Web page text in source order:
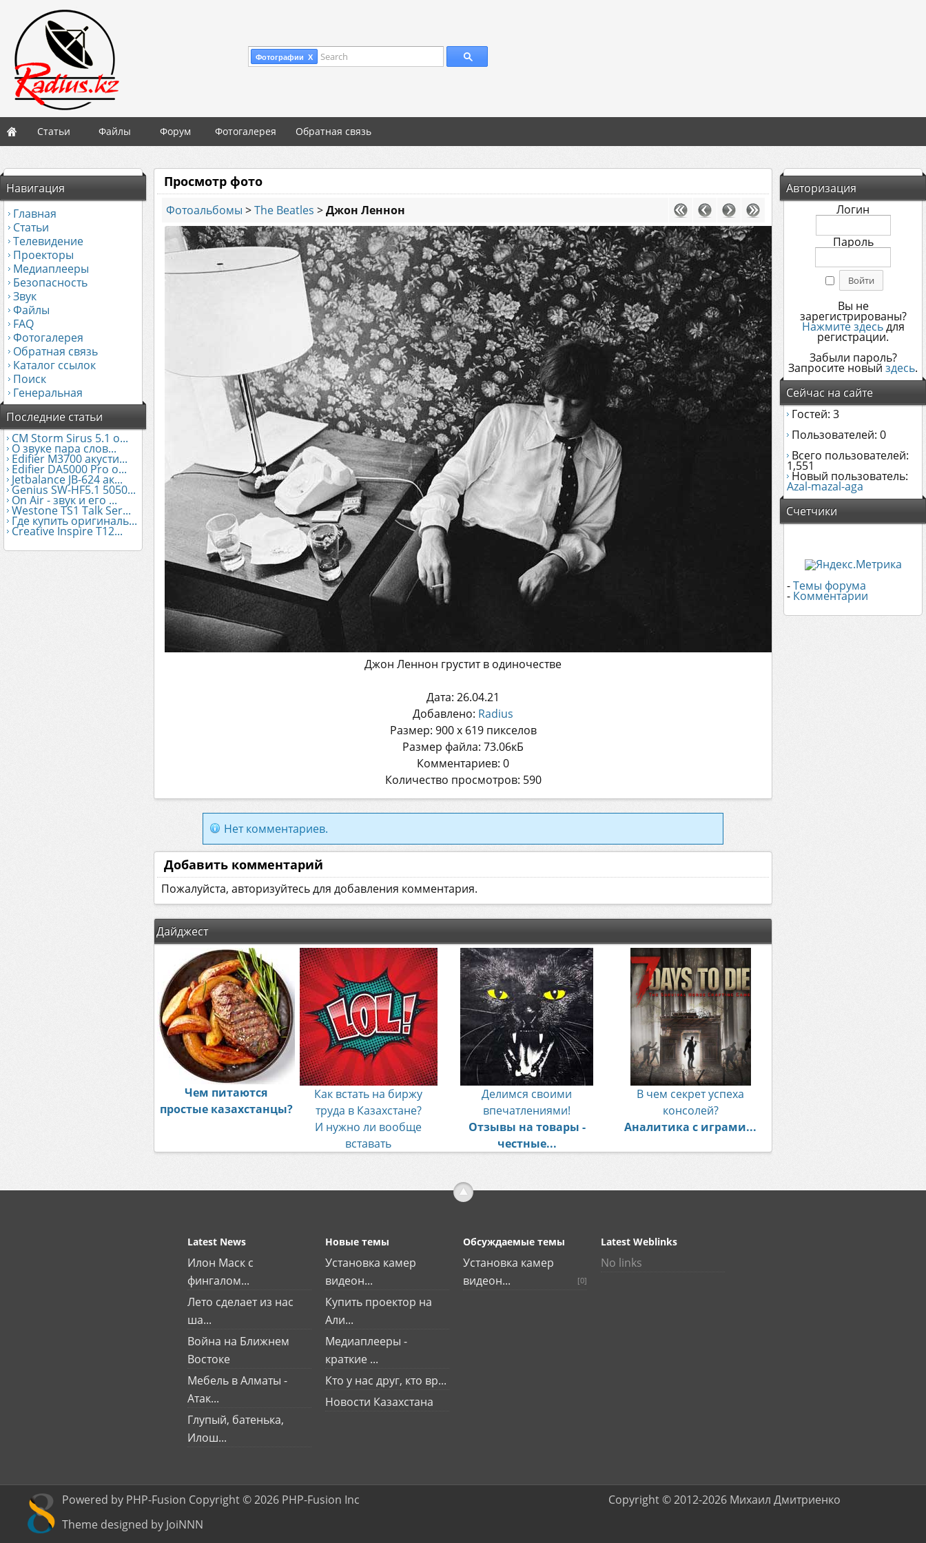
Фотографии X Search
Статьи Файлы Форум Фотогалерея Обратная связь
Навигация
Главная
Статьи
Телевидение
Проекторы
Медиаплееры
Безопасность
Звук
Файлы
FAQ
Фотогалерея
Обратная связь
Каталог ссылок
Поиск
Генеральная
Последние статьи
CM Storm Sirus 5.1 о...
О звуке пара слов...
Edifier М3700 акусти...
Edifier DA5000 Pro о...
Jetbalance JB-624 ак...
Genius SW-HF5.1 5050...
On Air - звук и его ...
Westone TS1 Talk Ser...
Где купить оригиналь...
Creative Inspire T12...
Авторизация
Логин
Пароль
Вы не
зарегистрированы?
Нажмите здесьдля
регистрации.
Забыли пароль?
Запросите новый здесь.
Сейчас на сайте
Гостей: 3
Пользователей: 0
Всего пользователей:
1,551
Новый пользователь:
Azal-mazal-aga
Счетчики
-Темы форума
- Комментарии
Просмотр фото
Фотоальбомы >The Beatles >Джон Леннон
Джон Леннон грустит в одиночестве
Дата: 26.04.21
Добавлено: Radius
Размер: 900 x 619 пикселов
Размер файла: 73.06кБ
Комментариев: 0
Количество просмотров: 590
Нет комментариев.
Добавить комментарий
Пожалуйста, авторизуйтесь для добавления комментария.
Дайджест
Чем питаются
простые казахстанцы?
Как встать на биржу
труда в Казахстане?
И нужно ли вообще
вставать
Делимся своими
впечатлениями!
Отзывы на товары -
честные...
В чем секрет успеха
консолей?
Аналитика с играми...
Latest News
Илон Маск с
фингалом...
Лето сделает из нас
ша...
Война на Ближнем
Востоке
Мебель в Алматы -
Атак...
Глупый, батенька,
Илош...
Новые темы
Установка камер
видеон...
Купить проектор на
Али...
Медиаплееры -
краткие ...
Кто у нас друг, кто вр...
Новости Казахстана
Обсуждаемые темы
Установка камер
видеон...
[0]
Latest Weblinks
No links
Powered by PHP-Fusion Copyright © 2026 PHP-Fusion Inc
Theme designed by JoiNNN
Copyright © 2012-2026 Михаил Дмитриенко